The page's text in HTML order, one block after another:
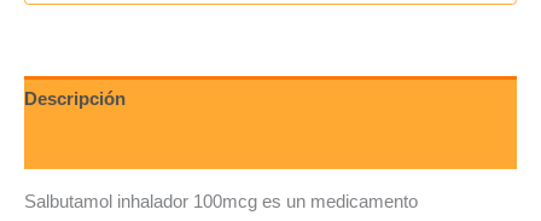
Descripción
Salbutamol inhalador 100mcg es un medicamento